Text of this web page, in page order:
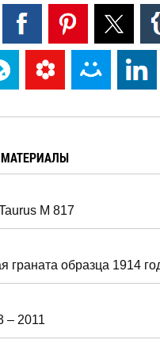
M 817
граната образца 1914
– 2011